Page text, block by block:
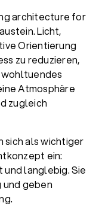
architecture for
Licht,
Orientierung
zu reduzieren,
Atmosphäre
zugleich
sich als wichtiger
ein:
und langlebig. Sie
geben